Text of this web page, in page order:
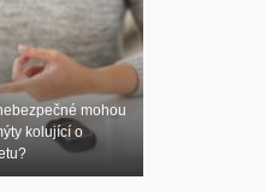
mohou
kolující o